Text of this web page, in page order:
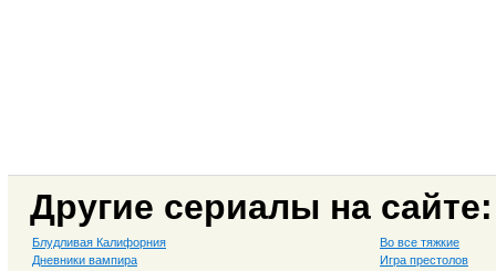
Другие сериалы на сайте:
Блудливая Калифорния
Во все тяжкие
Дневники вампира
Игра престолов